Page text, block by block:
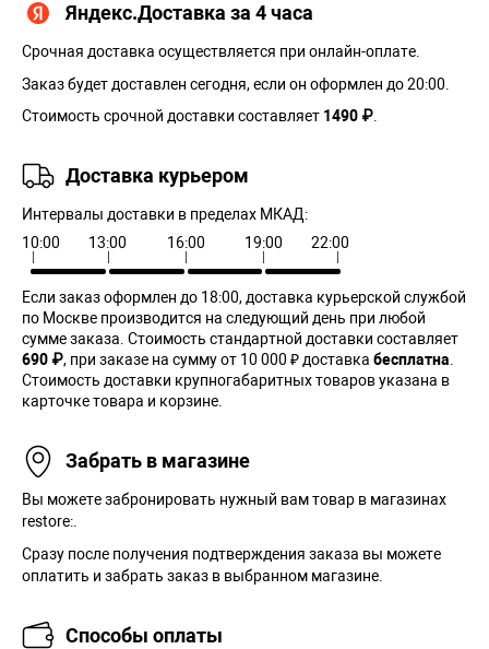
Яндекс.Доставка за 4 часа
Срочная доставка осуществляется при онлайн-оплате.
Заказ будет доставлен сегодня, если он оформлен до 20:00.
Стоимость срочной доставки составляет 1490 ₽
Доставка курьером
Интервалы доставки в пределах МКАД:
10:00
13:00 16:00 19:00 22:00
Если заказ оформлен до 18:00, доставка курьерской службой
по Москве производится на следующий день при любой
сумме заказа. Cтоимость стандартной доставки составляет
690 ₽, при заказе на сумму от 10 000 ₽ доставка бесплатна
Стоимость доставки крупногабаритных товаров указана в
карточке товара и корзине.
Забрать в магазине
Вы можете забронировать нужный вам товар в магазинах
restore:.
Сразу после получения подтверждения заказа вы можете
оплатить и забрать заказ в выбранном магазине.
Способы оплаты